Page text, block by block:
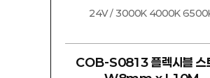
24V / 3000K 4000K
COB-S0813 플렉시블 스